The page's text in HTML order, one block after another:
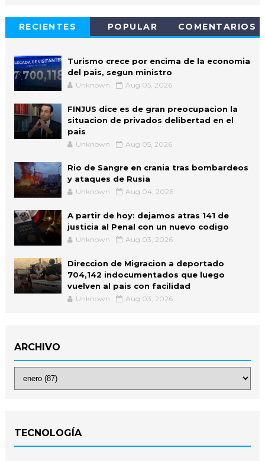
RECIENTES POPULAR COMENTARIOS
Turismo crece por encima de la economia
del pais, segun ministro
Unknown Aug 05, 2026
FINJUS dice es de gran preocupacion la
situacion de privados delibertad en el
pais
Unknown Aug 05, 2026
Rio de Sangre en crania tras bombardeos
y ataques de Rusia
Unknown Aug 04, 2026
A partir de hoy: dejamos atras 141 de
justicia al Penal con un nuevo codigo
Unknown Aug 03, 2026
Direccion de Migracion a deportado
704,142 indocumentados que luego
vuelven al pais con facilidad
Unknown Aug 03, 2026
ARCHIVO
TECNOLOGÍA